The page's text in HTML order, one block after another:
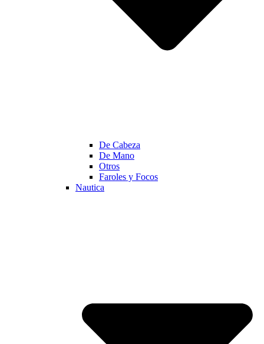
De Cabeza
De Mano
Otros
Faroles y Focos
Nautica